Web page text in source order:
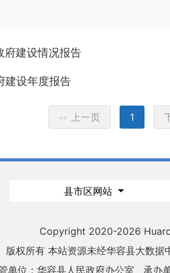
府建设情况报告
建设年度报告
<< 上一页 1
县市区网站
Copyright 2020-2026
版权所有 本站资源未经华容县大数据
单位：华容县人民政府办公室
承办